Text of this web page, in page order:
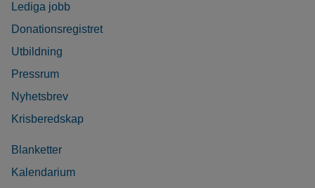
Lediga jobb
Donationsregistret
Utbildning
Pressrum
Nyhetsbrev
Krisberedskap
Blanketter
Kalendarium